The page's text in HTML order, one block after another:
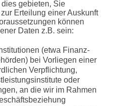
gebieten, Sie
Erteilung einer Auskunft
können
Daten z.B. sein:
(etwa Finanz-
bei Vorliegen einer
Verpflichtung,
oder
an die wir im Rahmen